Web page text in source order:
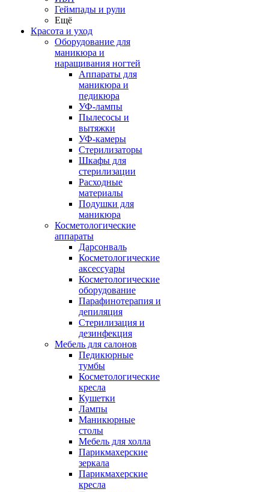
Геймпады и рули
Ещё
Красота и уход
Оборудование для
маникюра и
наращивания ногтей
Аппараты для
маникюра и
педикюра
УФ-лампы
Пылесосы и
вытяжки
УФ-камеры
Стерилизаторы
Шкафы для
стерилизации
Расходные
материалы
Подушки для
маникюра
Косметологические
аппараты
Дарсонваль
Косметологические
аксессуары
Косметологические
оборудование
Парафинотерапия и
депиляция
Стерилизация и
дезинфекция
Мебель для салонов
Педикюрные
тумбы
Косметологические
кресла
Кушетки
Лампы
Маникюрные
столы
Мебель для холла
Парикмахерские
зеркала
Парикмахерские
кресла